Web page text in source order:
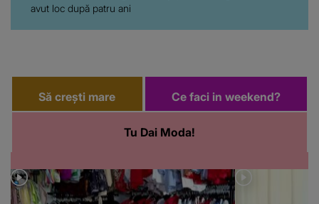
avut loc după patru ani
Să crești mare
Tu Dai Moda!
Ce faci in weekend?